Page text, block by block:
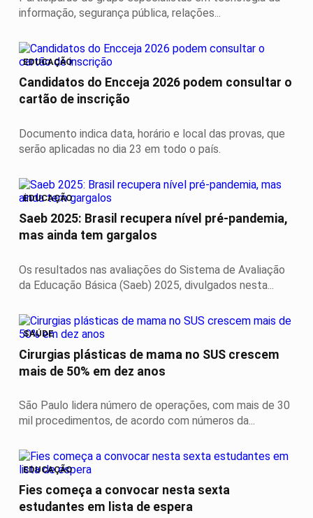
informação, segurança pública, relações...
EDUCAÇÃO
Candidatos do Encceja 2026 podem consultar o
cartão de inscrição
Documento indica data, horário e local das provas, que
serão aplicadas no dia 23 em todo o país.
EDUCAÇÃO
Saeb 2025: Brasil recupera nível pré-pandemia,
mas ainda tem gargalos
Os resultados nas avaliações do Sistema de Avaliação
da Educação Básica (Saeb) 2025, divulgados nesta...
SAÚDE
Cirurgias plásticas de mama no SUS crescem
mais de 50% em dez anos
São Paulo lidera número de operações, com mais de 30
mil procedimentos, de acordo com números da...
EDUCAÇÃO
Fies começa a convocar nesta sexta
estudantes em lista de espera